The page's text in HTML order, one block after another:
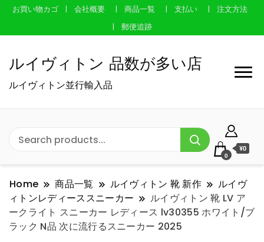
お買い物カゴ 会社概要 商品一覧 支払い
注文方法
郵便追跡
ルイヴィトン 品数が多い店
ルイヴィトン並行輸入品
0
¥0
Home 商品一覧 ルイヴィトン 靴 新作
ルイヴ
ィトンレディーススニーカー
ルイヴィトン 靴 LV ア
ークライト スニーカー レディース lv30355 ホワイト/ブ
ラック N品 次に流行るスニーカー 2025